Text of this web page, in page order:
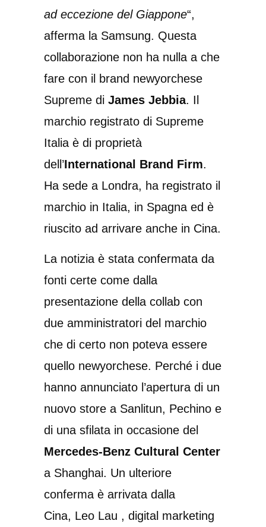
ad eccezione del Giappone“,
afferma la Samsung. Questa
collaborazione non ha nulla a che
fare con il brand newyorchese
Supreme di James Jebbia. Il
marchio registrato di Supreme
Italia è di proprietà
dell’International Brand Firm.
Ha sede a Londra, ha registrato il
marchio in Italia, in Spagna ed è
riuscito ad arrivare anche in Cina.
La notizia è stata confermata da
fonti certe come dalla
presentazione della collab con
due amministratori del marchio
che di certo non poteva essere
quello newyorchese. Perché i due
hanno annunciato l’apertura di un
nuovo store a Sanlitun, Pechino e
di una sfilata in occasione del
Mercedes-Benz Cultural Center
a Shanghai. Un ulteriore
conferma è arrivata dalla
Cina, Leo Lau , digital marketing